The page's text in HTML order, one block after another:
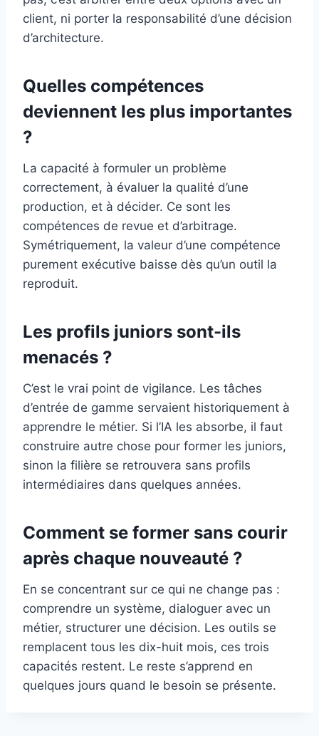
client, ni porter la responsabilité d’une décision
d’architecture.
Quelles compétences
deviennent les plus importantes
?
La capacité à formuler un problème
correctement, à évaluer la qualité d’une
production, et à décider. Ce sont les
compétences de revue et d’arbitrage.
Symétriquement, la valeur d’une compétence
purement exécutive baisse dès qu’un outil la
reproduit.
Les profils juniors sont-ils
menacés ?
C’est le vrai point de vigilance. Les tâches
d’entrée de gamme servaient historiquement à
apprendre le métier. Si l’IA les absorbe, il faut
construire autre chose pour former les juniors,
sinon la filière se retrouvera sans profils
intermédiaires dans quelques années.
Comment se former sans courir
après chaque nouveauté ?
En se concentrant sur ce qui ne change pas :
comprendre un système, dialoguer avec un
métier, structurer une décision. Les outils se
remplacent tous les dix-huit mois, ces trois
capacités restent. Le reste s’apprend en
quelques jours quand le besoin se présente.